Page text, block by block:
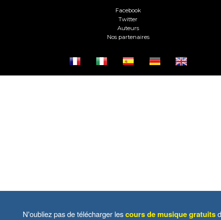
Facebook
Twitter
Auteurs
Nos partenaires
N'oubliez pas de télécharger lescours de musique gratuits